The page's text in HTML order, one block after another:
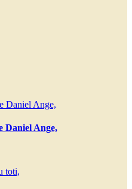
Daniel Ange,